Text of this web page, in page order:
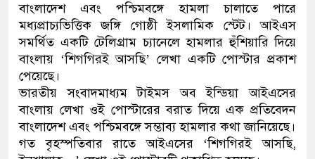
বাংলাদেশ এবং পশ্চিমবঙ্গে হামলা চালাতে পারে
মধ্যপ্রাচ্যভিত্তিক জঙ্গি গোষ্ঠী ইসলামিক স্টেট। আইএস
সমর্থিত একটি টেলিগ্রাম চ্যানেলে হামলার হুঁশিয়ারি দিয়ে
বাংলায় ‘শিগগিরই আসছি’ লেখা একটি পোস্টার প্রকাশ
পেয়েছে।
ভারতীয় সংবাদমাধ্যম টাইমস অব ইন্ডিয়া আইএসের
বাংলায় লেখা ওই পোস্টারের বরাত দিয়ে এক প্রতিবেদন
বাংলাদেশ এবং পশ্চিমবঙ্গে সম্ভাব্য হামলার কথা জানিয়েছে।
গত বৃহস্পতিবার রাতে আইএসের ‘শিগগিরই আসছি,